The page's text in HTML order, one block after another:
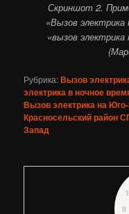
Скриншот 2.
«Вызов
«вызов
Рубрика:Вызов
электрика в ночное
Вызов электрика на
Красносельский район
Запад